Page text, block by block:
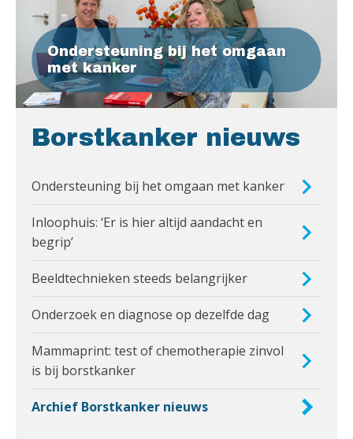
Ondersteuning bij het omgaan
met kanker
Borstkanker nieuws
Ondersteuning bij het omgaan met kanker
Inloophuis: ‘Er is hier altijd aandacht en
begrip’
Beeldtechnieken steeds belangrijker
Onderzoek en diagnose op dezelfde dag
Mammaprint: test of chemotherapie zinvol
is bij borstkanker
Archief Borstkanker nieuws